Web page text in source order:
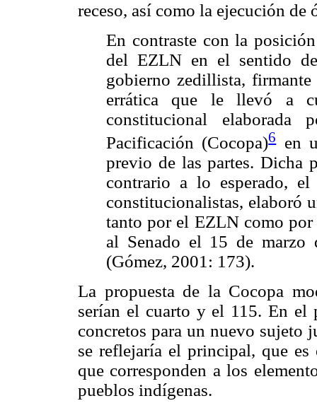
receso, así como la ejecución de
En contraste con la
del EZLN en el sentido
gobierno zedillista,
errática que le llevó a
constitucional
Pacificación (Cocopa)6en
previo de las partes. Dicha
contrario a lo esperado,
constitucionalistas, elaboró
tanto por el EZLN como
al Senado el 15 de marzo
(Gómez, 2001: 173).
La propuesta de la Cocopa
serían el cuarto y el 115. En el
concretos para un nuevo
se reflejaría el principal, que
que corresponden a los
pueblos indígenas.